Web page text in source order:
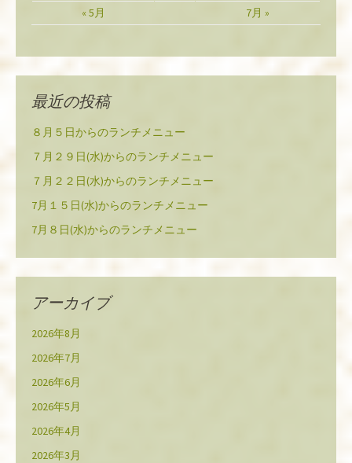
« 5月 7月 »
最近の投稿
８月５日からのランチメニュー
７月２９日(水)からのランチメニュー
７月２２日(水)からのランチメニュー
7月１５日(水)からのランチメニュー
7月８日(水)からのランチメニュー
アーカイブ
2026年8月
2026年7月
2026年6月
2026年5月
2026年4月
2026年3月